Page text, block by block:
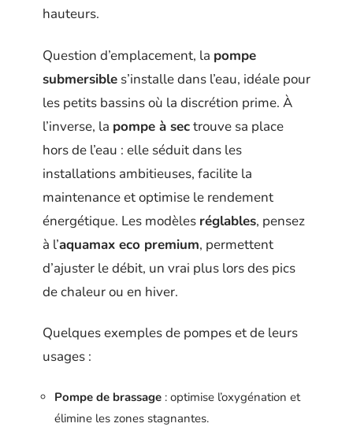
hauteurs.
Question d’emplacement, la pompe
submersible s’installe dans l’eau, idéale pour
les petits bassins où la discrétion prime. À
l’inverse, la pompe à sectrouve sa place
hors de l’eau : elle séduit dans les
installations ambitieuses, facilite la
maintenance et optimise le rendement
énergétique. Les modèles réglables, pensez
à l’aquamax eco premium, permettent
d’ajuster le débit, un vrai plus lors des pics
de chaleur ou en hiver.
Quelques exemples de pompes et de leurs
usages :
Pompe de brassage : optimise l’oxygénation et
élimine les zones stagnantes.